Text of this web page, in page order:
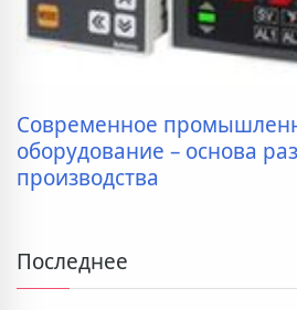
Современное
оборудование – основа
производства
Последнее